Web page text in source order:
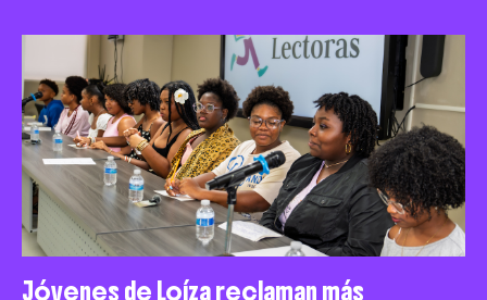
Jóvenes de Loíza reclaman más